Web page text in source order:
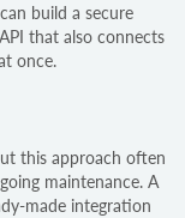
build a secure
that also connects
once.
this approach often
maintenance. A
made integration